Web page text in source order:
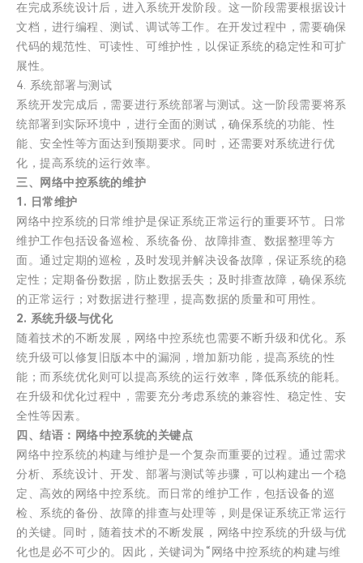
在完成系统设计后，进入系统开发阶段。这一阶段需要根据设计
文档，进行编程、测试、调试等工作。在开发过程中，需要确保
代码的规范性、可读性、可维护性，以保证系统的稳定性和可扩
展性。
4. 系统部署与测试
系统开发完成后，需要进行系统部署与测试。这一阶段需要将系
统部署到实际环境中，进行全面的测试，确保系统的功能、性
能、安全性等方面达到预期要求。同时，还需要对系统进行优
化，提高系统的运行效率。
三、网络中控系统的维护
1. 日常维护
网络中控系统的日常维护是保证系统正常运行的重要环节。日常
维护工作包括设备巡检、系统备份、故障排查、数据整理等方
面。通过定期的巡检，及时发现并解决设备故障，保证系统的稳
定性；定期备份数据，防止数据丢失；及时排查故障，确保系统
的正常运行；对数据进行整理，提高数据的质量和可用性。
2. 系统升级与优化
随着技术的不断发展，网络中控系统也需要不断升级和优化。系
统升级可以修复旧版本中的漏洞，增加新功能，提高系统的性
能；而系统优化则可以提高系统的运行效率，降低系统的能耗。
在升级和优化过程中，需要充分考虑系统的兼容性、稳定性、安
全性等因素。
四、结语：网络中控系统的关键点
网络中控系统的构建与维护是一个复杂而重要的过程。通过需求
分析、系统设计、开发、部署与测试等步骤，可以构建出一个稳
定、高效的网络中控系统。而日常的维护工作，包括设备的巡
检、系统的备份、故障的排查与处理等，则是保证系统正常运行
的关键。同时，随着技术的不断发展，网络中控系统的升级与优
化也是必不可少的。因此，关键词为“网络中控系统的构建与维